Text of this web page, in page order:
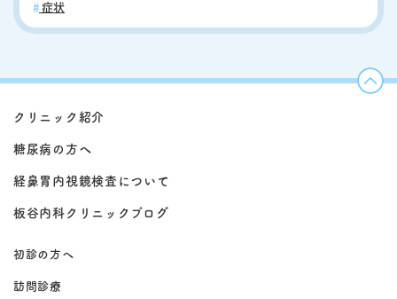
症状
クリニック紹介
糖尿病の方へ
経鼻胃内視鏡検査について
板谷内科クリニックブログ
初診の方へ
訪問診療